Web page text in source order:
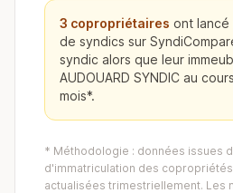
3 copropriétaires ont lancé
de syndics sur
syndic alors que leur
AUDOUARD SYNDIC au
mois*.
* Méthodologie : données issues
d'immatriculation des copropriétés
actualisées trimestriellement. Les